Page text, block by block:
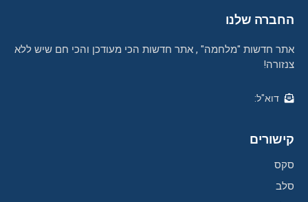
החברה שלנו
אתר חדשות "מלחמה" , אתר חדשות הכי מעודכן והכי חם שיש ללא
צנזורה!
דוא"ל:
קישורים
סקס
סלב